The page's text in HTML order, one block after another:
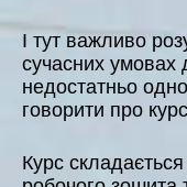
І тут важливо
сучасних умовах
недостатньо
говорити про
Курс